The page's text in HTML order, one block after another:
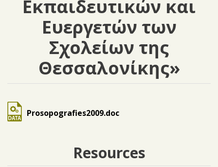
Εκπαιδευτικών και
Ευεργετών των
Σχολείων της
Θεσσαλονίκης»
Prosopografies2009.doc
Resources